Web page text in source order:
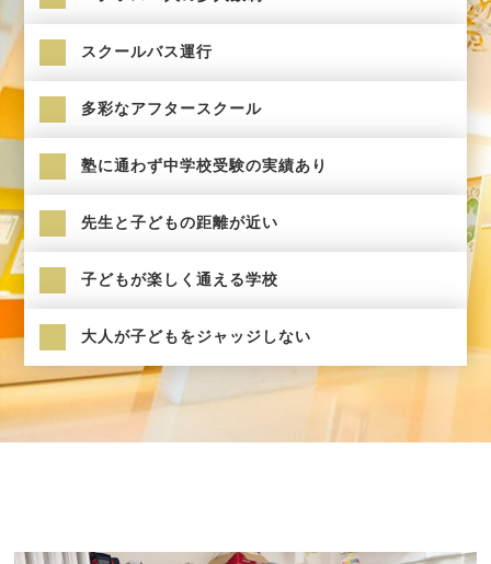
スクールバス運行
多彩なアフタースクール
塾に通わず中学校受験の実績あり
先生と子どもの距離が近い
子どもが楽しく通える学校
大人が子どもをジャッジしない